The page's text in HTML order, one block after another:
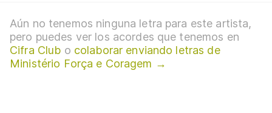
Aún no tenemos ninguna letra para este artista,
pero puedes ver los acordes que tenemos en
Cifra Club o colaborar enviando letras de
Ministério Força e Coragem →